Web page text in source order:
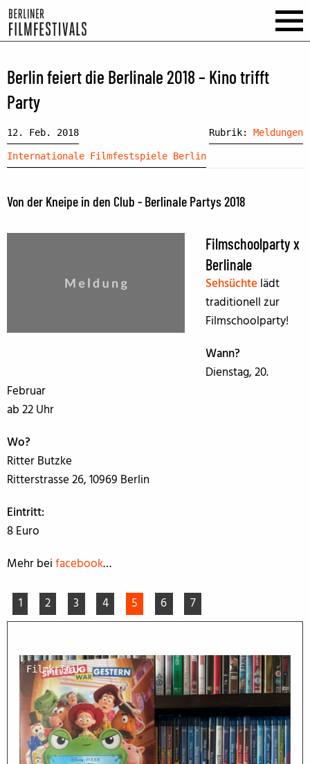
Berlin feiert die Berlinale 2018 – Kino trifft
Party
12. Feb. 2018 Rubrik: Meldungen
Internationale Filmfestspiele Berlin
Von der Kneipe in den Club - Berlinale Partys 2018
Filmschoolparty x
Berlinale
Sehsüchtelädt
traditionell zur
Filmschoolparty!
Wann?
Dienstag, 20.
Februar
ab 22 Uhr
Wo?
Ritter Butzke
Ritterstrasse 26, 10969 Berlin
Eintritt:
8 Euro
Mehr beifacebook…
1 2 3 4 5 6 7
Filmkritik